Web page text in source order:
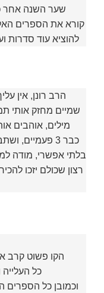
שער השנה אחר
קורא את הספרים
להוציא עוד סדרות
הרב רונן, אין
שמיים מחזק אותי
מילים, אוהבים
כבר 3 פעמיים,
בלתי אפשרי, מודה
רצון שכולם יזכו
הקו פשוט קרב
כל
וכמובן כל הספרים